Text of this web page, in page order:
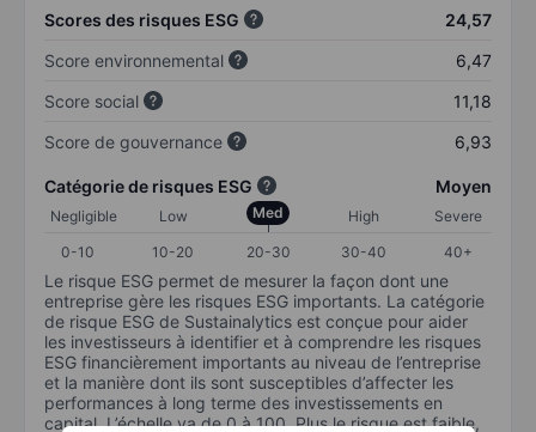
Scores des risques ESG
24,57
Score environnemental
6,47
Score social
11,18
Score de gouvernance
6,93
Catégorie de risques ESG Moyen
Negligible Low Med High
Severe
0-10
10-20 20-30 30-40 40+
Le risque ESG permet de mesurer la façon dont une
entreprise gère les risques ESG importants. La catégorie
de risque ESG de Sustainalytics est conçue pour aider
les investisseurs à identifier et à comprendre les risques
ESG financièrement importants au niveau de l’entreprise
et la manière dont ils sont susceptibles d’affecter les
performances à long terme des investissements en
capital. L’échelle va de 0 à 100. Plus le risque est faible,